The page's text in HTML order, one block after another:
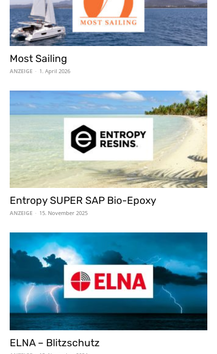
Most Sailing
ANZEIGE - 1. April 2026
Entropy SUPER SAP Bio-Epoxy
ANZEIGE - 15. November 2025
ELNA – Blitzschutz